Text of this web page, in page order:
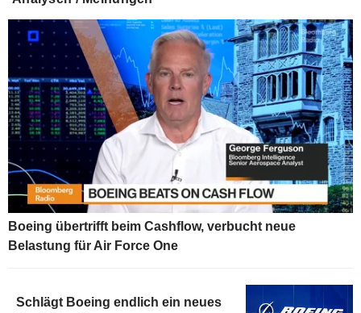
Boeing übertrifft beim Cashflow, verbucht neue
Belastung für Air Force One
Schlägt Boeing endlich ein neues